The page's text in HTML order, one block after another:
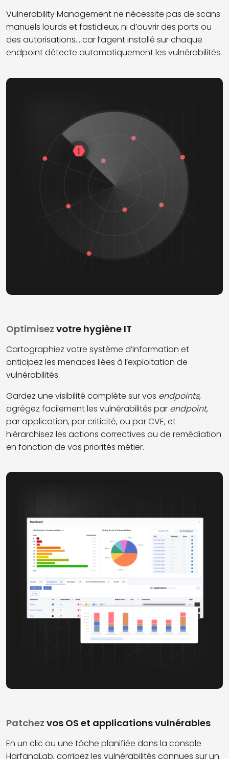
Vulnerability Management ne nécessite pas de scans
manuels lourds et fastidieux, ni d’ouvrir des ports ou
des autorisations... car l’agent installé sur chaque
endpoint détecte automatiquement les vulnérabilités.
Optimisez votre hygiène IT
Cartographiez votre système d’information et
anticipez les menaces liées à l’exploitation de
vulnérabilités.
Gardez une visibilité complète sur vos endpoints,
agrégez facilement les vulnérabilités par endpoint,
par application, par criticité, ou par CVE, et
hiérarchisez les actions correctives ou de remédiation
en fonction de vos priorités métier.
Patchez vos OS et applications vulnérables
En un clic ou une tâche planifiée dans la console
HarfangLab, corrigez les vulnérabilités connues sur un